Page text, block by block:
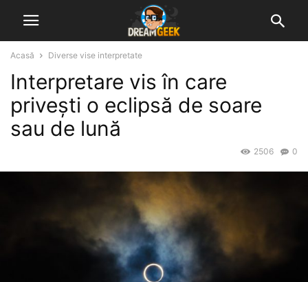
Acasă Diverse vise interpretate
Interpretare vis în care
privești o eclipsă de soare
sau de lună
0
2506